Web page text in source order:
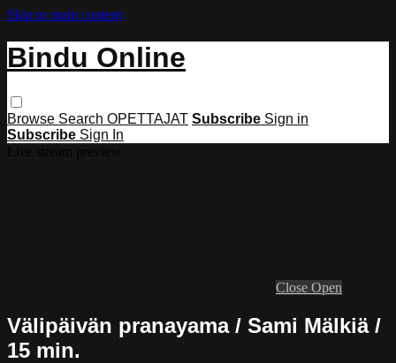
Skip to main content
Bindu Online
Browse Search OPETTAJAT Subscribe Sign in
Subscribe Sign In
Close Open
Välipäivän pranayama / Sami Mälkiä /
15 min.